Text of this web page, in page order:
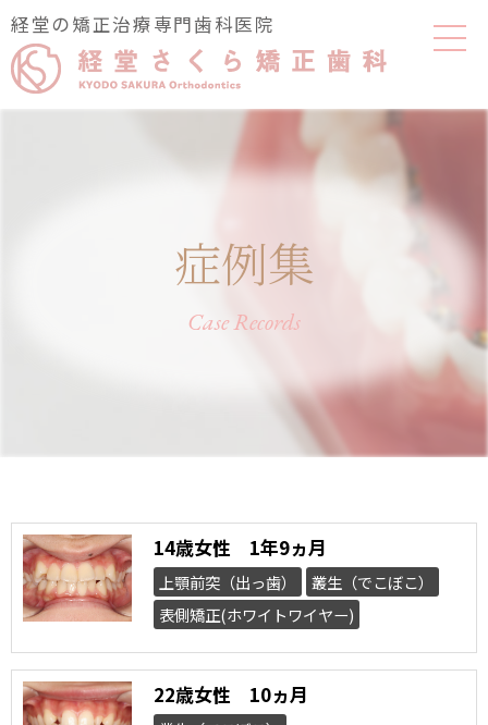
経堂の矯正治療専門歯科医院
症例集
Case Records
14歳女性 1年9ヵ月
上顎前突（出っ歯）
叢生（でこぼこ）
表側矯正(ホワイトワイヤー)
22歳女性 10ヵ月